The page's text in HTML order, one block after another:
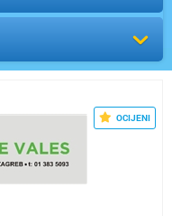
OCIJENI